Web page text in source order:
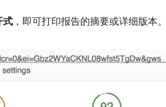
式 ，即可打印报告的摘要或详细版本。